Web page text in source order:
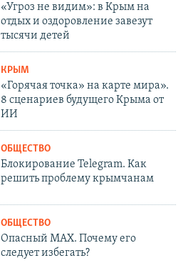
«Угроз не видим»: в Крым на
отдых и оздоровление завезут
тысячи детей
КРЫМ
«Горячая точка» на карте мира».
8 сценариев будущего Крыма от
ИИ
ОБЩЕСТВО
Блокирование Telegram. Как
решить проблему крымчанам
ОБЩЕСТВО
Опасный MAX. Почему его
следует избегать?